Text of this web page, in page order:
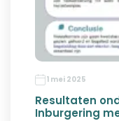
1 mei 2025
Resultaten
Inburgering